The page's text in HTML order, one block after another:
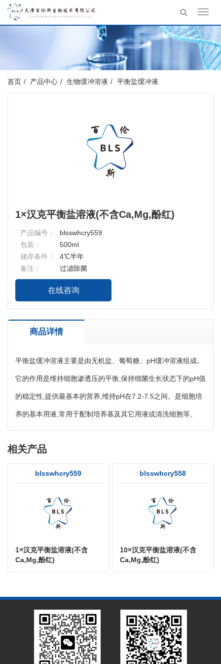
首页 产品中心 生物缓冲溶液 平衡盐缓冲液
1×汉克平衡盐溶液(不含Ca,Mg,酚红)
产品编号：
blsswhcry559
包装：
500ml
储存条件：
4℃半年
备注：
过滤除菌
在线咨询
商品详情
平衡盐缓冲溶液主要是由无机盐、葡萄糖、pH缓冲溶液组成。
它的作用是维持细胞渗透压的平衡,保持细菌生长状态下的pH值
的稳定性,提供最基本的营养,维持pH在7.2-7.5之间。是细胞培
养的基本用液,常用于配制培养基及其它用液或清洗细胞等。
相关产品
blsswhcry559
1×汉克平衡盐溶液(不含
Ca,Mg,酚红)
blsswhcry558
10×汉克平衡盐溶液(不含
Ca,Mg,酚红)